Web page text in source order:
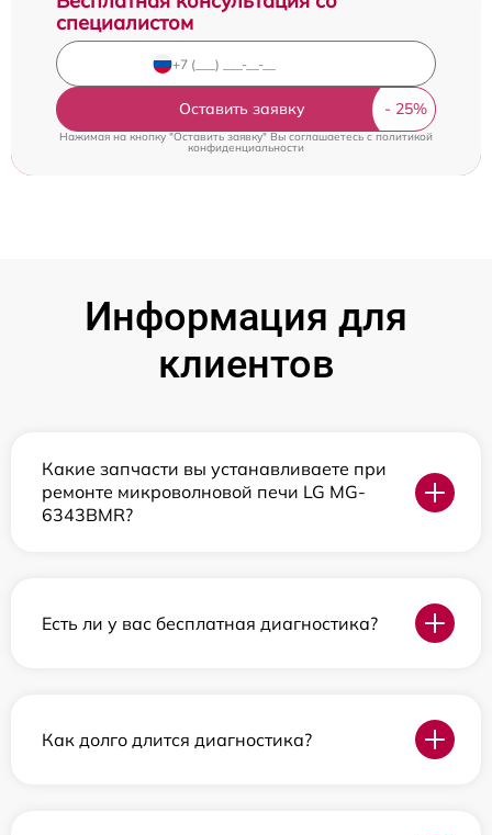
специалистом
Оставить заявку
Нажимая на кнопку "Оставить заявку" Вы соглашаетесь c политикой
конфиденциальности
Информация для
клиентов
Какие запчасти вы устанавливаете при
ремонте микроволновой печи LG MG-
6343BMR?
Есть ли у вас бесплатная диагностика?
Как долго длится диагностика?